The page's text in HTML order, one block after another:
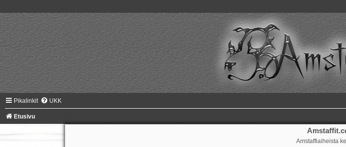
Pikalinkit UKK
Etusivu
Amstaffiaiheista